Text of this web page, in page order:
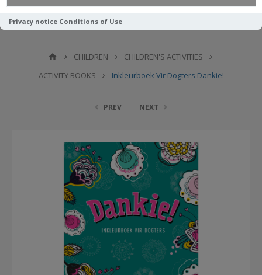
Privacy notice Conditions of Use
CHILDREN
CHILDREN'S ACTIVITIES
ACTIVITY BOOKS
Inkleurboek Vir Dogters Dankie!
PREV NEXT